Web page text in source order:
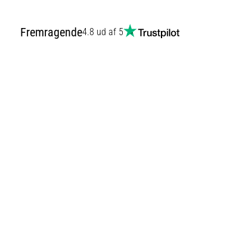
Fremragende4.8 ud af 5